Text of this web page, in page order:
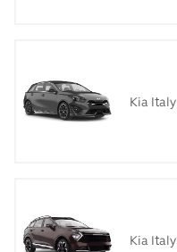
Kia Italy
Kia Italy